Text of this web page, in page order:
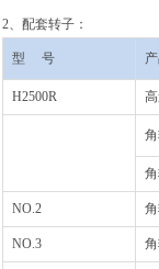
2、配套转子：
型 号
H2500R
NO.2
NO.3